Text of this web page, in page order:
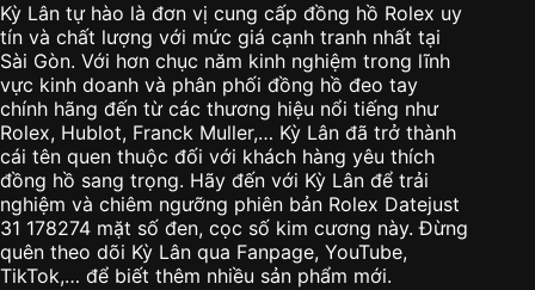
Kỳ Lân tự hào là đơn vị cung cấp đồng hồ Rolex uy
tín và chất lượng với mức giá cạnh tranh nhất tại
Sài Gòn. Với hơn chục năm kinh nghiệm trong lĩnh
vực kinh doanh và phân phối đồng hồ đeo tay
chính hãng đến từ các thương hiệu nổi tiếng như
Rolex, Hublot, Franck Muller,… Kỳ Lân đã trở thành
cái tên quen thuộc đối với khách hàng yêu thích
đồng hồ sang trọng. Hãy đến với Kỳ Lân để trải
nghiệm và chiêm ngưỡng phiên bản Rolex Datejust
31 178274 mặt số đen, cọc số kim cương này. Đừng
quên theo dõi Kỳ Lân qua Fanpage, YouTube,
TikTok,… để biết thêm nhiều sản phẩm mới.​​​​